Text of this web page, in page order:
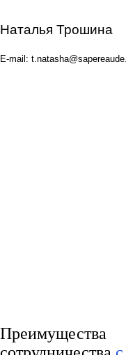
Наталья Трошина
E-mail:
Преимущества